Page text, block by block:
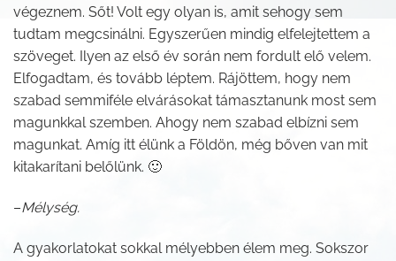
végeznem. Sőt! Volt egy olyan is, amit sehogy sem
tudtam megcsinálni. Egyszerűen mindig elfelejtettem a
szöveget. Ilyen az első év során nem fordult elő velem.
Elfogadtam, és tovább léptem. Rájöttem, hogy nem
szabad semmiféle elvárásokat támasztanunk most sem
magunkkal szemben. Ahogy nem szabad elbízni sem
magunkat. Amíg itt élünk a Földön, még bőven van mit
kitakarítani belőlünk. 🙂
–Mélység.
A gyakorlatokat sokkal mélyebben élem meg. Sokszor